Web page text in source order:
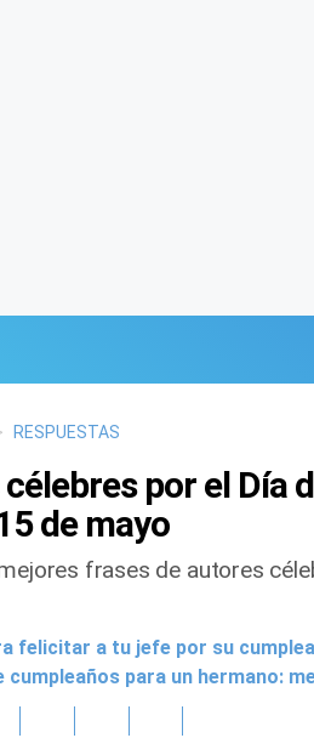
RESPUESTAS
por el Día
de mayo
frases de autores
felicitar a tu jefe por su
cumpleaños para un hermano: